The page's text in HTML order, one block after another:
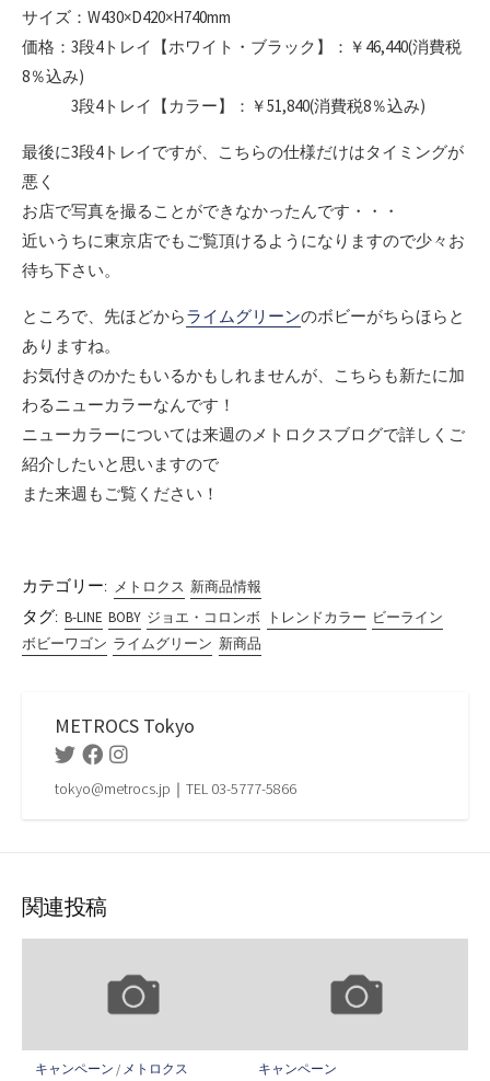
サイズ：W430×D420×H740mm
価格：3段4トレイ【ホワイト・ブラック】：￥46,440(消費税
8％込み)
3段4トレイ【カラー】：￥51,840(消費税8％込み)
最後に3段4トレイですが、こちらの仕様だけはタイミングが
悪く
お店で写真を撮ることができなかったんです・・・
近いうちに東京店でもご覧頂けるようになりますので少々お
待ち下さい。
ところで、先ほどからライムグリーンのボビーがちらほらと
ありますね。
お気付きのかたもいるかもしれませんが、こちらも新たに加
わるニューカラーなんです！
ニューカラーについては来週のメトロクスブログで詳しくご
紹介したいと思いますので
また来週もご覧ください！
カテゴリー: メトロクス 新商品情報
タグ: B-LINE BOBY ジョエ・コロンボ トレンドカラー ビーライン
ボビーワゴン ライムグリーン 新商品
METROCS Tokyo
TwitterFacebookInstagram
tokyo@metrocs.jp｜TEL 03-5777-5866
関連投稿
キャンペーン / メトロクス キャンペーン